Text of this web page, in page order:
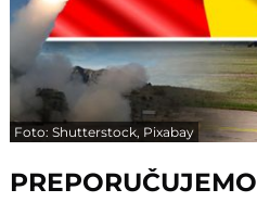
Foto: Shutterstock, Pixabay
PREPORUČUJEMO